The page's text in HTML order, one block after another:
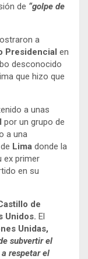
de “golpe de
a
Presidencial en
desconocido
que hizo que
a unas
por un grupo de
a una
Lima donde la
ex primer
en su
de
Unidos. El
Unidas,
subvertir el
a respetar el